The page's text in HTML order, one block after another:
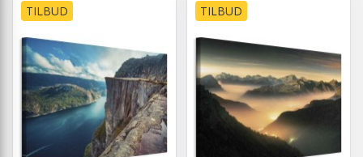
TILBUD TILBUD